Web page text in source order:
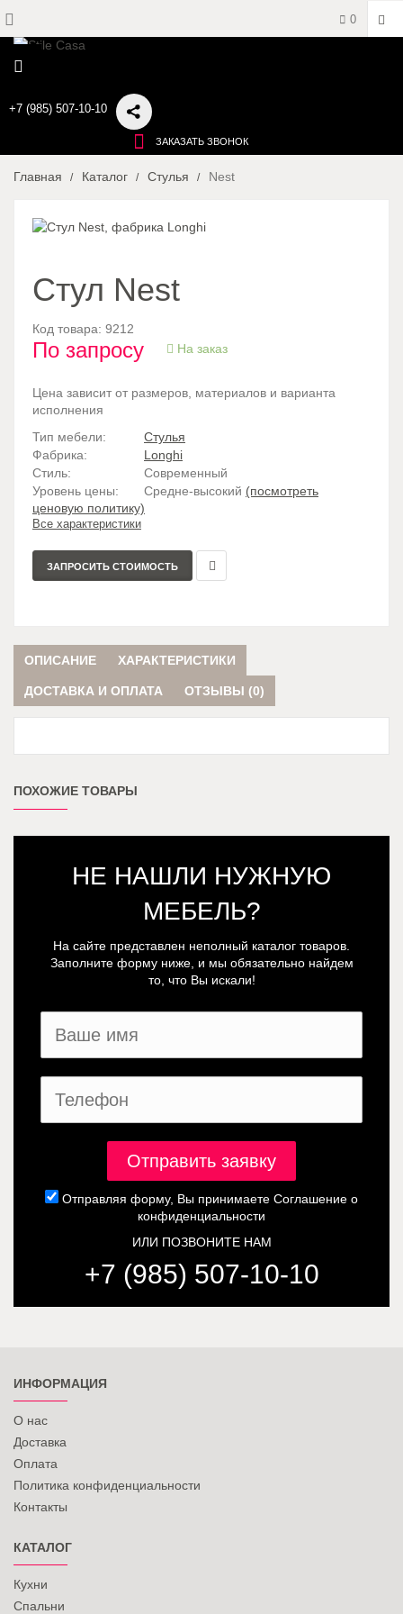
0
+7 (985) 507-10-10
ЗАКАЗАТЬ ЗВОНОК
Главная Каталог Стулья Nest
Стул Nest
Код товара: 9212
По запросу На заказ
Цена зависит от размеров, материалов и варианта
исполнения
Тип мебели:
Стулья
Фабрика:
Longhi
Стиль:
Современный
Уровень цены:
Средне-высокий (посмотреть
ценовую политику)
Все характеристики
ЗАПРОСИТЬ СТОИМОСТЬ
ОПИСАНИЕ ХАРАКТЕРИСТИКИ
ДОСТАВКА И ОПЛАТА ОТЗЫВЫ (0)
ПОХОЖИЕ ТОВАРЫ
НЕ НАШЛИ НУЖНУЮ
МЕБЕЛЬ?
На сайте представлен неполный каталог товаров.
Заполните форму ниже, и мы обязательно найдем
то, что Вы искали!
Отправляя форму, Вы принимаете Соглашение о
конфиденциальности
ИЛИ ПОЗВОНИТЕ НАМ
+7 (985) 507-10-10
ИНФОРМАЦИЯ
О нас
Доставка
Оплата
Политика конфиденциальности
Контакты
КАТАЛОГ
Кухни
Спальни